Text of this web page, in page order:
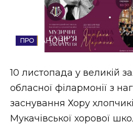
Спорт
Стиль життя
Втрачений Ужгород
АНОНС
10 листопада у великій
обласної філармонії з
заснування Хору
Мукачівської хорової